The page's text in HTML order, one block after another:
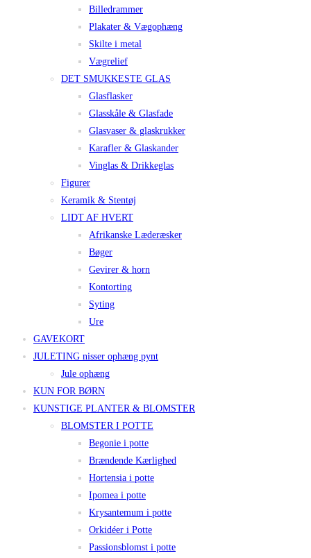
Billedrammer
Plakater & Vægophæng
Skilte i metal
Vægrelief
DET SMUKKESTE GLAS
Glasflasker
Glasskåle & Glasfade
Glasvaser & glaskrukker
Karafler & Glaskander
Vinglas & Drikkeglas
Figurer
Keramik & Stentøj
LIDT AF HVERT
Afrikanske Læderæsker
Bøger
Gevirer & horn
Kontorting
Syting
Ure
GAVEKORT
JULETING nisser ophæng pynt
Jule ophæng
KUN FOR BØRN
KUNSTIGE PLANTER & BLOMSTER
BLOMSTER I POTTE
Begonie i potte
Brændende Kærlighed
Hortensia i potte
Ipomea i potte
Krysantemum i potte
Orkidéer i Potte
Passionsblomst i potte